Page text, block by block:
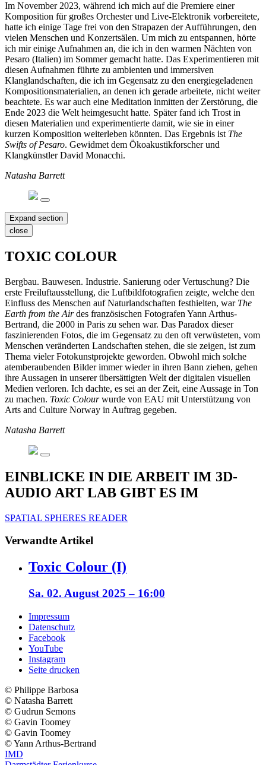
Im November 2023, während ich mich auf die Premiere einer
Komposition für großes Orchester und Live-Elektronik vorbereitete,
hatte ich einige Tage frei von den Strapazen der Aufführungen, den
vielen Menschen und Konzertsälen. Um mich zu entspannen, hörte
ich mir einige Aufnahmen an, die ich in den warmen Nächten von
Pesaro (Italien) im Sommer gemacht hatte. Das Experimentieren mit
diesen Aufnahmen führte zu ambienten und immersiven
Klanglandschaften, die ich im Gegensatz zu den energiegeladenen
Kompositionsmaterialien, an denen ich gerade arbeitete, nicht weiter
beachtete. Es war auch eine Meditation inmitten der Zerstörung, die
Ende 2023 die Welt heimgesucht hatte. Später fand ich Trost in
diesen Materialien und experimentierte damit, wie sie in einer
kurzen Komposition weiterleben könnten. Das Ergebnis ist The
Swifts of Pesaro. Gewidmet dem Ökoakustikforscher und
Klangkünstler David Monacchi.
Natasha Barrett
Expand section
close
TOXIC COLOUR
Bergbau. Bauwesen. Industrie. Sanierung oder Vertuschung? Die
erste Freiluftausstellung, die Luftbildfotografien zeigte, welche den
Einfluss des Menschen auf Naturlandschaften festhielten, war The
Earth from the Airdes französischen Fotografen Yann Arthus-
Bertrand, die 2000 in Paris zu sehen war. Das Paradox dieser
faszinierenden Fotos, die im Gegensatz zu den oft verwüsteten, vom
Menschen veränderten Landschaften stehen, die sie zeigen, ist zum
Thema vieler Fotokunstprojekte geworden. Obwohl mich solche
atemberaubenden Bilder immer wieder in ihren Bann ziehen, gehen
ihre Aussagen in unserer übersättigten Welt der digitalen visuellen
Medien verloren. Ich dachte, es sei an der Zeit, eine Aussage in Ton
zu machen. Toxic Colourwurde von EAU mit Unterstützung von
Arts and Culture Norway in Auftrag gegeben.
Natasha Barrett
EINBLICKE IN DIE ARBEIT IM 3D-
AUDIO ART LAB GIBT ES IM
SPATIAL SPHERES READER
Verwandte Artikel
Toxic Colour (I)
Sa. 02. August 2025 – 16:00
Impressum
Datenschutz
Facebook
YouTube
Instagram
Seite drucken
© ️Philippe Barbosa
© ️Natasha Barrett
© ️Gudrun Semons
© ️Gavin Toomey
© ️Gavin Toomey
© ️Yann Arthus-Bertrand
IMD